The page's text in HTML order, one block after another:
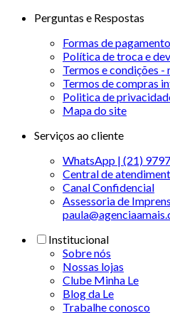
Perguntas e Respostas
Formas de pagamento
Política de troca e
Termos e condições -
Termos de compras
Politica de
Mapa do site
Serviços ao cliente
WhatsApp | (21)
Central de
Canal Confidencial
Assessoria de
Institucional
Sobre nós
Nossas lojas
Clube Minha Le
Blog da Le
Trabalhe conosco